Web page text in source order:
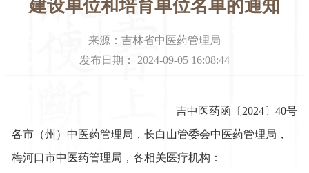
建设单位和培育单位名单的通知
来源： 吉林省中医药管理局
发布日期： 2024-09-05 16:08:44
吉中医药函〔2024〕 40号
各市（州）中医药管理局，长白山管委会中医药管理局，
梅河口市中医药管理局，各相关医疗机构：